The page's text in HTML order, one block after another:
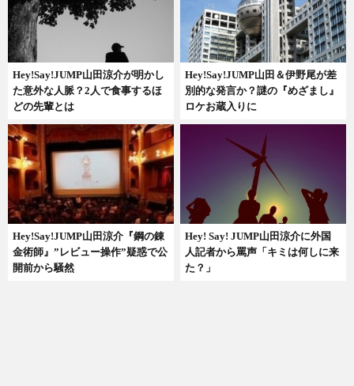
Hey!Say!JUMP山田涼介が明かし
た意外な人脈？2人で食事するほ
どの先輩とは
Hey!Say!JUMP山田＆伊野尾が差
別的な発言か？謎の『めざまし』
ロケお蔵入りに
Hey!Say!JUMP山田涼介『鋼の錬
金術師』”レビュー操作”疑惑で公
開前から騒然
Hey! Say! JUMP山田涼介に外国
人記者から罵声「キミは何しに来
た？」